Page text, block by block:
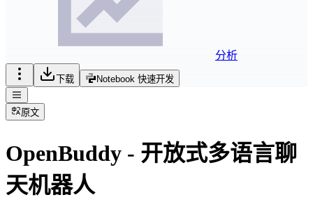
分析
下载 Notebook 快速开发
原文
OpenBuddy - 开放式多语言聊
天机器人